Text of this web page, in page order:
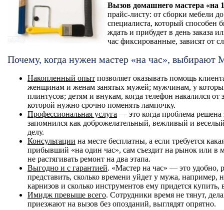
Вызов домашнего мастера «на
прайс-листу: от сборки мебели
специалиста, который способен
ждать и прибудет в день заказа
час фиксированные, зависят от
Почему, когда нужен мастер «на час», выбирают
Накопленный опыт позволяет оказывать помощь
женщинам и женам занятых мужей; мужчинам, у которых
плинтусов; детям и внукам, когда телефон накалился
которой нужно срочно поменять лампочку.
Профессиональная услуга — это когда проблема решена
запомнился как доброжелательный, вежливый и
делу.
Консультации на месте бесплатны, а если требуется
прибывший «на один час», сам съездит на рынок или в
не растягивать ремонт на два этапа.
Выгодно и с гарантией. «Мастер на час» — это удобно,
представить, сколько времени уйдет у мужа, например,
карнизов и сколько инструментов ему придется
Имидж превыше всего. Сотрудники время не тянут,
приезжают на вызов без опозданий, выглядят опрятно.